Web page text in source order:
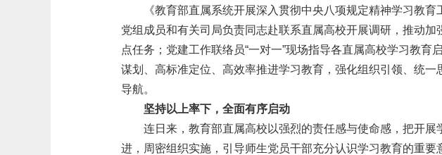
《教育部直属系统开展深入贯彻中央八项规定精神学习教
党组成员和有关司局负责同志赴联系直属高校开展调研，推动
点任务；党建工作联络员“一对一”现场指导各直属高校学习教
谋划、高标准定位、高效率推进学习教育，强化组织引领、统
导航。
坚持以上率下，全面有序启动
连日来，教育部直属高校以强烈的责任感与使命感，把开
进，周密组织实施，引导师生党员干部充分认识学习教育的重